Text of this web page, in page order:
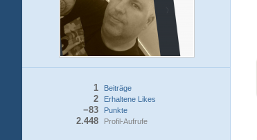
Beiträge
1
Erhaltene Likes
2
Punkte
−83
Profil-Aufrufe
2.448